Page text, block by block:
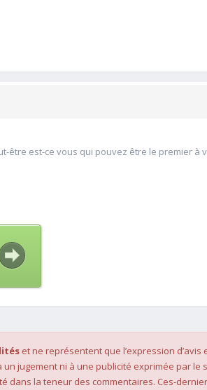
être est-ce vous qui pouvez être le premier à
et ne représentent que l’expression d’avis
jugement ni à une publicité exprimée par le
dans la teneur des commentaires. Ces-